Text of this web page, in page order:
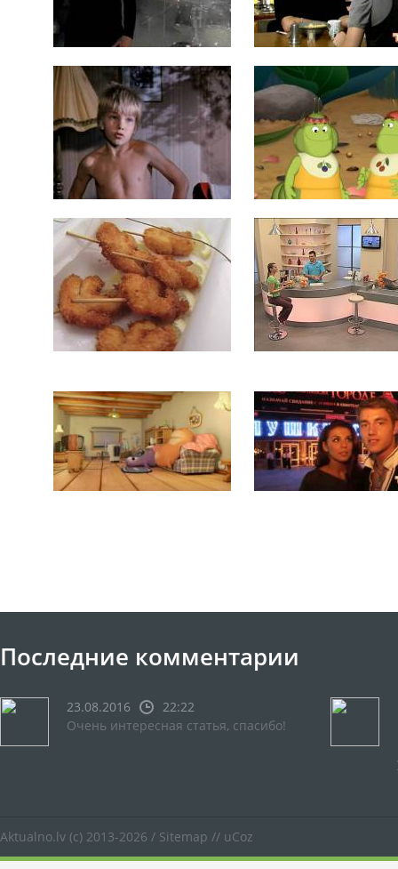
Последние комментарии
23.08.2016
22:22
Очень интересная статья, спасибо!
Aktualno.lv (c) 2013-2026 / Sitemap // uCoz